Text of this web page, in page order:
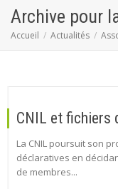
Archive pour
Accueil Actualités
CNIL et fichiers
La CNIL poursuit son
déclaratives en
de membres...